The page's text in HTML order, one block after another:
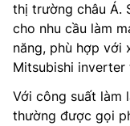
thị trường châu Á.
cho nhu cầu làm
năng, phù hợp với
Mitsubishi
Với công suất làm
thường được gọi